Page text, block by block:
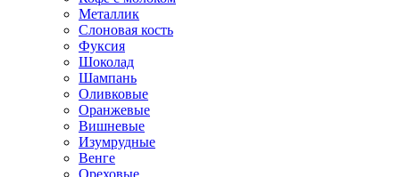
Металлик
Слоновая кость
Фуксия
Шоколад
Шампань
Оливковые
Оранжевые
Вишневые
Изумрудные
Венге
Ореховые